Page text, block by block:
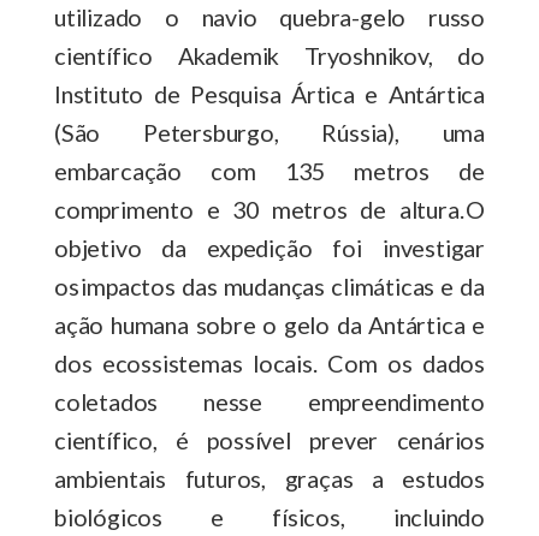
utilizado o navio quebra-gelo russo
científico Akademik Tryoshnikov, do
Instituto de Pesquisa Ártica e Antártica
(São Petersburgo, Rússia), uma
embarcação com 135 metros de
comprimento e 30 metros de altura. O
objetivo da expedição foi investigar
os impactos das mudanças climáticas e da
ação humana sobre o gelo da Antártica e
dos ecossistemas locais. Com os dados
coletados nesse empreendimento
científico, é possível prever cenários
ambientais futuros, graças a estudos
biológicos e físicos, incluindo